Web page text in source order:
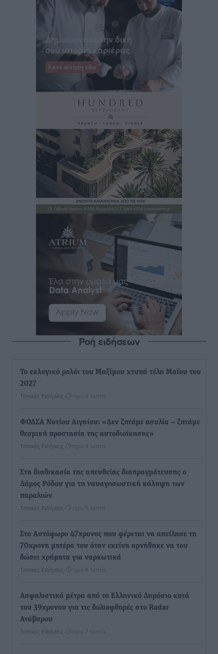
Ροή ειδήσεων
Το εκλογικό ρολόι του Μαξίμου χτυπά τέλη Μαΐου του
2027
Τοπικές Ειδήσεις πριν 3 λεπτά
ΦΟΔΣΑ Νοτίου Αιγαίου: «Δεν ζητάμε ασυλία – ζητάμε
θεσμική προστασία της αυτοδιοίκησης»
Τοπικές Ειδήσεις πριν 4 λεπτά
Στη διαδικασία της απευθείας διαπραγμάτευσης ο
Δήμος Ρόδου για τη ναυαγοσωστική κάλυψη των
παραλιών
Τοπικές Ειδήσεις πριν 5 λεπτά
Στο Αυτόφωρο 47χρονος που φέρεται να απείλησε τη
70χρονη μητέρα του όταν εκείνη αρνήθηκε να του
δώσει χρήματα για ναρκωτικά
Τοπικές Ειδήσεις πριν 6 λεπτά
Ασφαλιστικά μέτρα από το Ελληνικό Δημόσιο κατά
του 39χρονου για τις δολιοφθορές στο Radar
Ατάβυρου
Τοπικές Ειδήσεις πριν 7 λεπτά